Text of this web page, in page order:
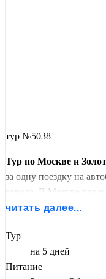
тур №5038
Тур по Москве и
за одну поездку на
города. В Москве вас
ВДНХи парк
Затем —Золотое
Сергиевой Лаврой,
читать далее...
Тур
на 5 дней
Питание